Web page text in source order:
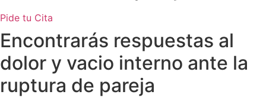
Pide tu Cita
Encontrarás respuestas al
dolor y vacio interno ante la
ruptura de pareja